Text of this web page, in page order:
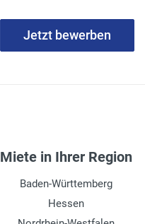
Jetzt bewerben
Miete in Ihrer Region
Baden-Württemberg
Hessen